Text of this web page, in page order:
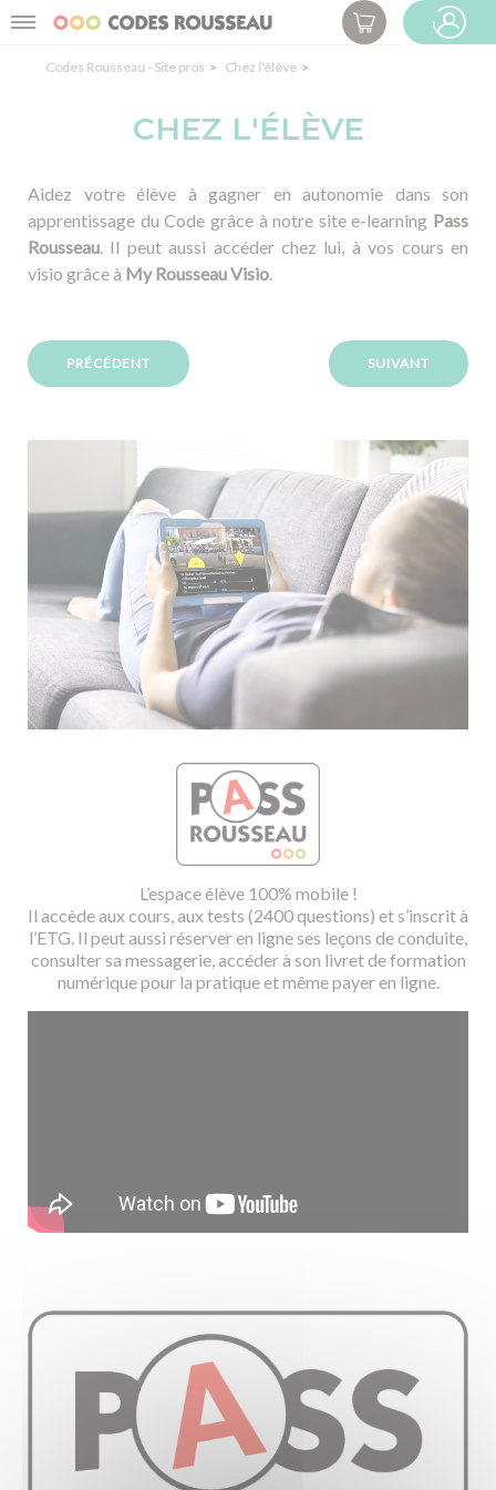
Menu
Codes Rousseau - Site pros Chez l'élève
CHEZ L'ÉLÈVE
Aidez votre élève à gagner en autonomie dans son
apprentissage du Code grâce à notre site e-learning Pass
Rousseau. Il peut aussi accéder chez lui, à vos cours en
visio grâce à My Rousseau Visio.
PRÉCÉDENT SUIVANT
L’espace élève 100% mobile !
Il accède aux cours, aux tests (2400 questions) et s’inscrit à
l’ETG. Il peut aussi réserver en ligne ses leçons de conduite,
consulter sa messagerie, accéder à son livret de formation
numérique pour la pratique et même payer en ligne.
Panneau de gestion des cookies